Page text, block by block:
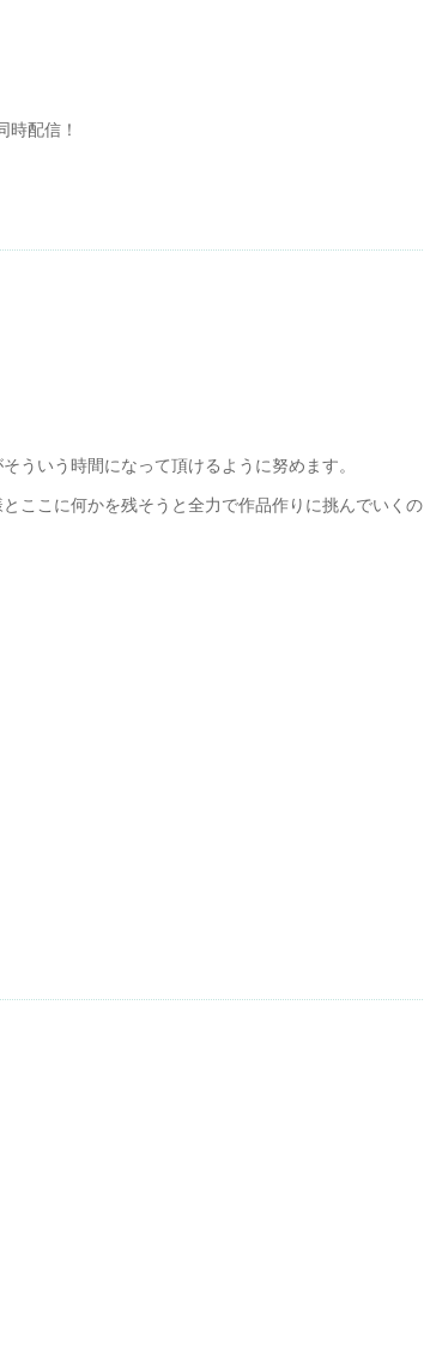
配信！
ういう時間になって頂けるように努めます。
ここに何かを残そうと全力で作品作りに挑んでいくの